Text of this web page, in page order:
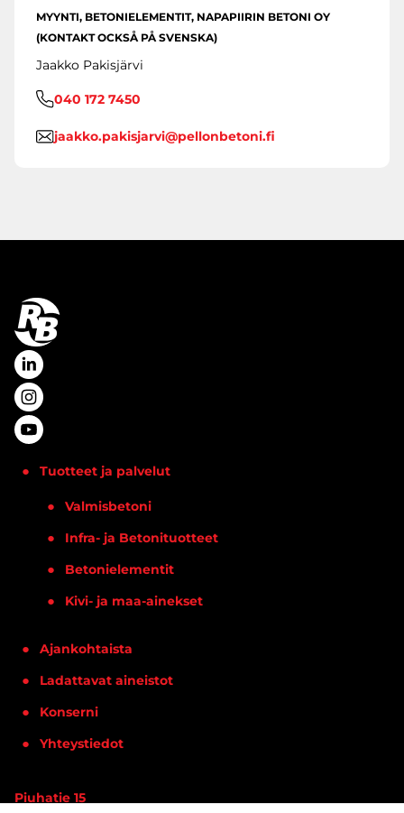
MYYNTI, BETONIELEMENTIT, NAPAPIIRIN BETONI OY
(KONTAKT OCKSÅ PÅ SVENSKA)
Jaakko Pakisjärvi
040 172 7450
jaakko.pakisjarvi@pellonbetoni.fi
Tuotteet ja palvelut
Valmisbetoni
Infra- ja Betonituotteet
Betonielementit
Kivi- ja maa-ainekset
Ajankohtaista
Ladattavat aineistot
Konserni
Yhteystiedot
Piuhatie 15